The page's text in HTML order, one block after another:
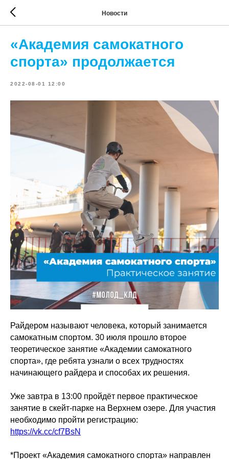
Новости
«Академия самокатного
спорта» продолжается
2022-08-01 12:00
Райдером называют человека, который занимается
самокатным спортом. 30 июля прошло второе
теоретическое занятие «Академии самокатного
спорта», где ребята узнали о всех трудностях
начинающего райдера и способах их решения.
Уже завтра в 13:00 пройдёт первое практическое
занятие в скейт-парке на Верхнем озере. Для участия
необходимо пройти регистрацию:
https://vk.cc/cf7BsN
*Проект «Академия самокатного спорта» направлен